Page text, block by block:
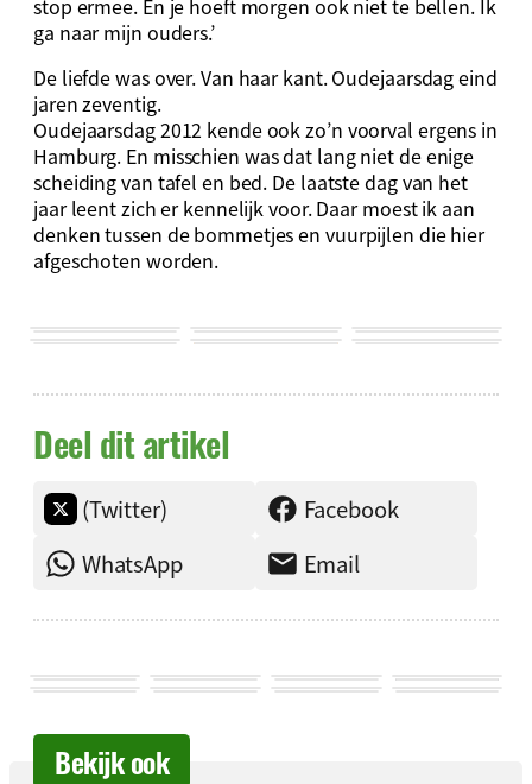
stop ermee. En je hoeft morgen ook niet te bellen. Ik
ga naar mijn ouders.’
De liefde was over. Van haar kant. Oudejaarsdag eind
jaren zeventig.
Oudejaarsdag 2012 kende ook zo’n voorval ergens in
Hamburg. En misschien was dat lang niet de enige
scheiding van tafel en bed. De laatste dag van het
jaar leent zich er kennelijk voor. Daar moest ik aan
denken tussen de bommetjes en vuurpijlen die hier
afgeschoten worden.
Deel dit artikel
(Twitter)
Facebook
WhatsApp
Email
Bekijk ook